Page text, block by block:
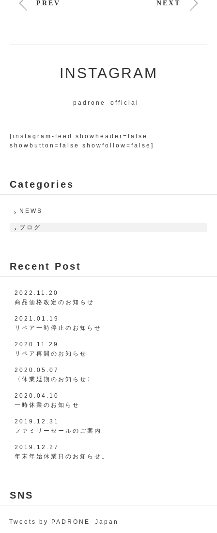
PREV NEXT
INSTAGRAM
padrone_official_
[instagram-feed showheader=false
showbutton=false showfollow=false]
Categories
NEWS
ブログ
Recent Post
2022.11.20
商品価格改定のお知らせ
2021.01.19
リペア一時停止のお知らせ
2020.11.29
リペア再開のお知らせ
2020.05.07
〈休業延期のお知らせ〉
2020.04.10
一時休業のお知らせ
2019.12.31
ファミリーセールのご案内
2019.12.27
年末年始休業日のお知らせ。
SNS
Tweets by PADRONE_Japan